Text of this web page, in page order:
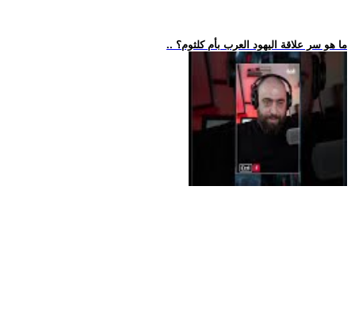
.. ما هو سر علاقة اليهود العرب بأم كلثوم؟